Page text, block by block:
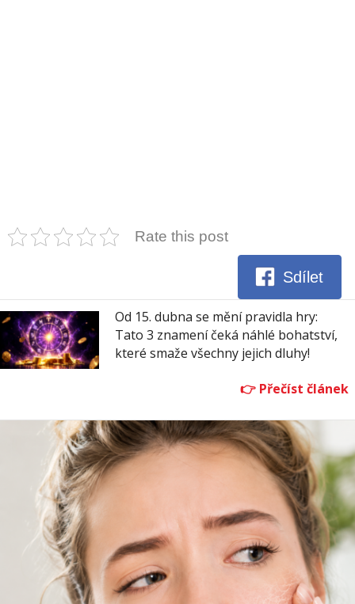
Rate this post
Sdílet
Od 15. dubna se mění pravidla hry:
Tato 3 znamení čeká náhlé bohatství,
které smaže všechny jejich dluhy!